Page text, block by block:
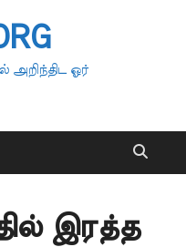
ஓர்
இரத்த